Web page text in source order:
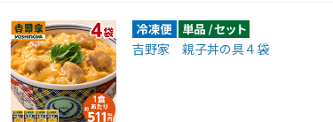
吉野家 親子丼の具４袋